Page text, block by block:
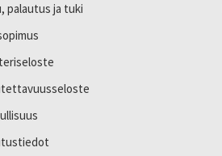
palautus ja tuki